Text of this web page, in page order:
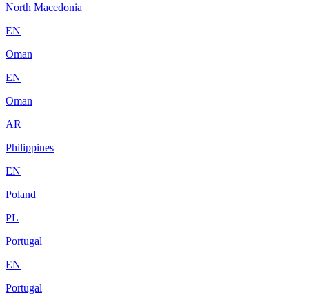
North Macedonia
EN
Oman
EN
Oman
AR
Philippines
EN
Poland
PL
Portugal
EN
Portugal